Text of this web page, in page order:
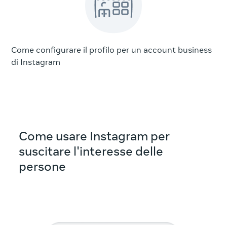
Come configurare il profilo per un account business
di Instagram
Come usare Instagram per
suscitare l'interesse delle
persone